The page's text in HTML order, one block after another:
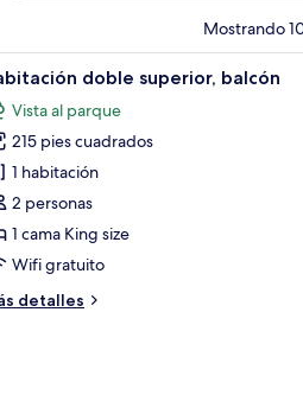
Mostrando
y silla. Habitación
26 doble superior, balcón
Vista al parque
215 pies cuadrados
1 habitación
2 personas
1 cama King size
Wifi gratuito
detalles